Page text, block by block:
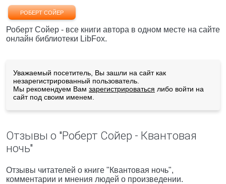
РОБЕРТ СОЙЕР
Роберт Сойер - все книги автора в одном месте на сайте
онлайн библиотеки LibFox.
Уважаемый посетитель, Вы зашли на сайт как
незарегистрированный пользователь.
Мы рекомендуем Вам зарегистрироваться либо войти на
сайт под своим именем.
Отзывы о "Роберт Сойер - Квантовая
ночь"
Отзывы читателей о книге "Квантовая ночь",
комментарии и мнения людей о произведении.